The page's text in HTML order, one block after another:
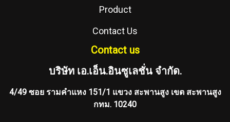
Product
Contact Us
Contact us
บริษัท เอ.เอ็น.อินซูเลชั่น จำกัด.
4/49 ซอย รามคำแหง 151/1 แขวง สะพานสูง เขต สะพานสูง
กทม. 10240